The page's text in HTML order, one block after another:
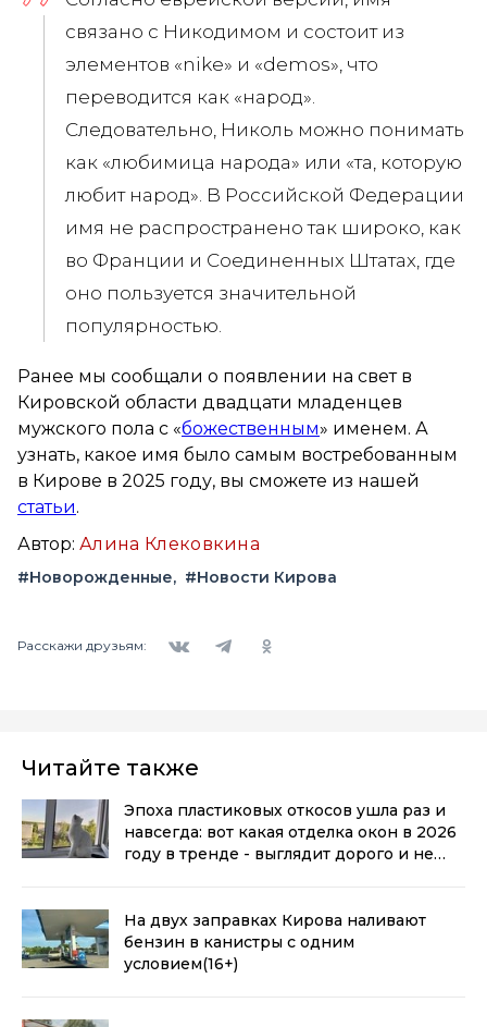
связано с Никодимом и состоит из
элементов «nike» и «demos», что
переводится как «народ».
Следовательно, Николь можно понимать
как «любимица народа» или «та, которую
любит народ». В Российской Федерации
имя не распространено так широко, как
во Франции и Соединенных Штатах, где
оно пользуется значительной
популярностью.
Ранее мы сообщали о появлении на свет в
Кировской области двадцати младенцев
мужского пола с «божественным» именем. А
узнать, какое имя было самым востребованным
в Кирове в 2025 году, вы сможете из нашей
статьи.
Автор: Алина Клековкина
#Новорожденные #Новости Кирова
Расскажи друзьям:
Читайте также
Эпоха пластиковых откосов ушла раз и
навсегда: вот какая отделка окон в 2026
году в тренде - выглядит дорого и не
На двух заправках Кирова наливают
бензин в канистры с одним
условием(16+)